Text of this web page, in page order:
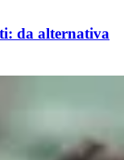
da alternativa